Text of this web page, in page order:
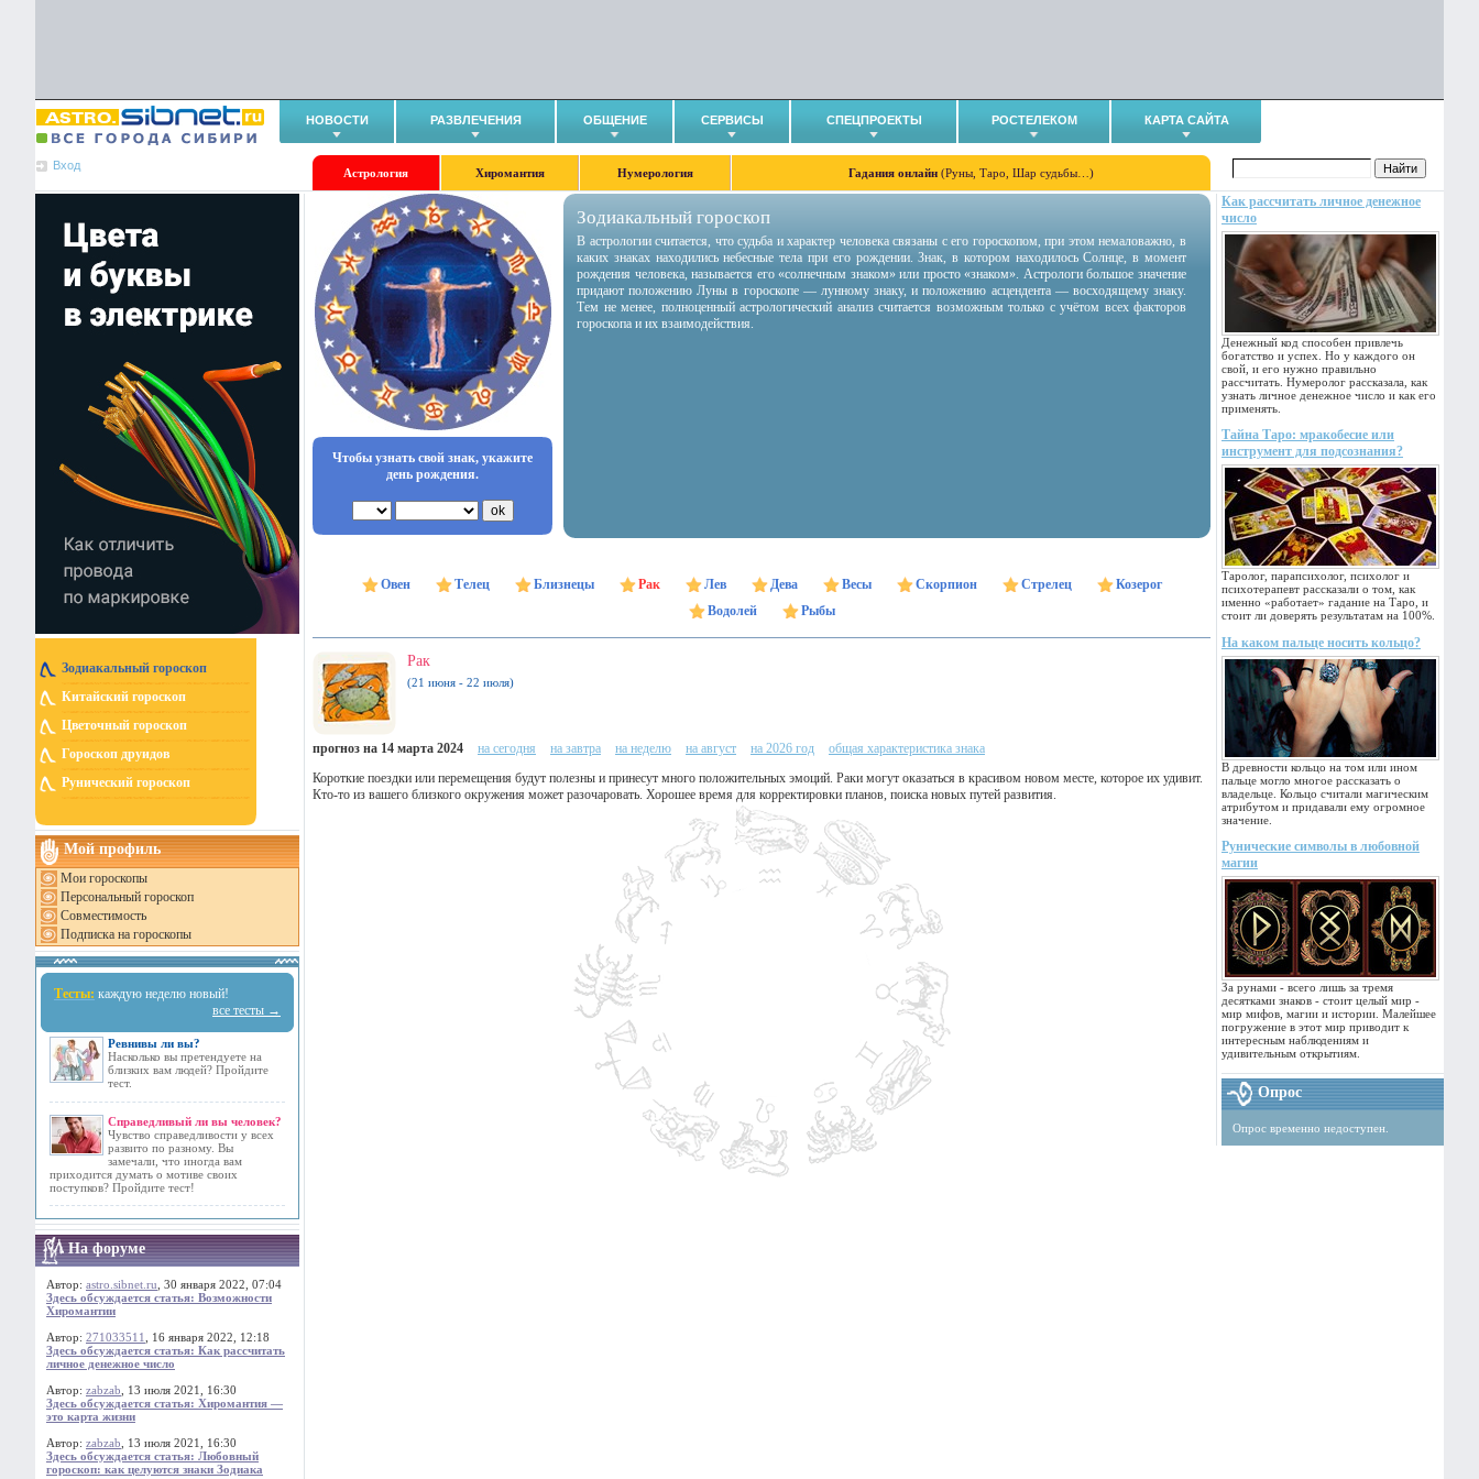
НОВОСТИ РАЗВЛЕЧЕНИЯ ОБЩЕНИЕ СЕРВИСЫ СПЕЦПРОЕКТЫ РОСТЕЛЕКОМ КАРТА САЙТА
Вход
Астрология Хиромантия Нумерология Гадания онлайн (Руны, Таро, Шар судьбы…)
Зодиакальный гороскоп
Китайский гороскоп
Цветочный гороскоп
Гороскоп друидов
Рунический гороскоп
Мой профиль
Мои гороскопы
Персональный гороскоп
Совместимость
Подписка на гороскопы
Тесты: каждую неделю новый!
все тесты →
Ревнивы ли вы?
Насколько вы претендуете на
близких вам людей? Пройдите
тест.
Справедливый ли вы человек?
Чувство справедливости у всех
развито по разному. Вы
замечали, что иногда вам
приходится думать о мотиве своих
поступков? Пройдите тест!
На форуме
Автор: astro.sibnet.ru , 30 января 2022, 07:04
Здесь обсуждается статья: Возможности
Хиромантии
Автор: 271033511
, 16 января 2022, 12:18
Здесь обсуждается статья: Как рассчитать
личное денежное число
Автор: zabzab , 13 июля 2021, 16:30
Здесь обсуждается статья: Хиромантия —
это карта жизни
Автор: zabzab , 13 июля 2021, 16:30
Здесь обсуждается статья: Любовный
гороскоп: как целуются знаки Зодиака
Как рассчитать личное денежное
число
Денежный код способен привлечь
богатство и успех. Но у каждого он
свой, и его нужно правильно
рассчитать. Нумеролог рассказала, как
узнать личное денежное число и как его
применять.
Тайна Таро: мракобесие или
инструмент для подсознания?
Таролог, парапсихолог, психолог и
психотерапевт рассказали о том, как
именно «работает» гадание на Таро, и
стоит ли доверять результатам на 100%.
На каком пальце носить кольцо?
В древности кольцо на том или ином
пальце могло многое рассказать о
владельце. Кольцо считали магическим
атрибутом и придавали ему огромное
значение.
Рунические символы в любовной
магии
За рунами - всего лишь за тремя
десятками знаков - стоит целый мир -
мир мифов, магии и истории. Малейшее
погружение в этот мир приводит к
интересным наблюдениям и
удивительным открытиям.
Опрос
Опрос временно недоступен.
Чтобы узнать свой знак, укажите
день рождения.
Зодиакальный гороскоп
В астрологии считается, что судьба и характер человека связаны с его гороскопом, при этом немаловажно, в
каких знаках находились небесные тела при его рождении. Знак, в котором находилось Солнце, в момент
рождения человека, называется его «солнечным знаком» или просто «знаком». Астрологи большое значение
придают положению Луны в гороскопе — лунному знаку, и положению асцендента — восходящему знаку.
Тем не менее, полноценный астрологический анализ считается возможным только с учётом всех факторов
гороскопа и их взаимодействия.
Овен Телец Близнецы Рак Лев Дева Весы Скорпион Стрелец
Козерог
Водолей
Рыбы
Рак
(21 июня - 22 июля)
прогноз на 14 марта 2024 на сегодня на завтра на неделю на август на 2026 год
общая характеристика знака
Короткие поездки или перемещения будут полезны и принесут много положительных эмоций. Раки могут оказаться в красивом новом месте, которое их удивит.
Кто-то из вашего близкого окружения может разочаровать. Хорошее время для корректировки планов, поиска новых путей развития.